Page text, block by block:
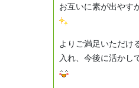
お互いに素が出やす
よりご満足いただけ
入れ、今後に活かし